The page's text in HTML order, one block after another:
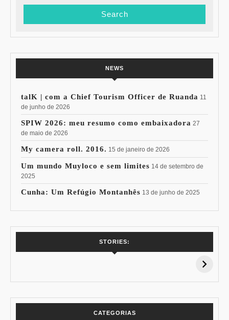
NEWS
talK | com a Chief Tourism Officer de Ruanda 11
de junho de 2026
SPIW 2026: meu resumo como embaixadora 27
de maio de 2026
My camera roll. 2016. 15 de janeiro de 2026
Um mundo Muyloco e sem limites 14 de setembro de
2025
Cunha: Um Refúgio Montanhês 13 de junho de 2025
STORIES:
15% de
Pessoal: Os
CATEGORIAS